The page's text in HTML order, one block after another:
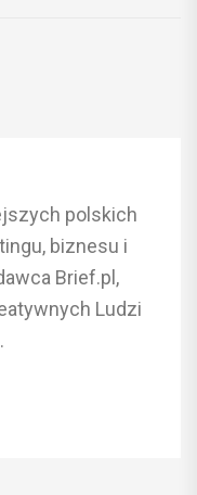
polskich
biznesu i
Brief.pl,
Ludzi